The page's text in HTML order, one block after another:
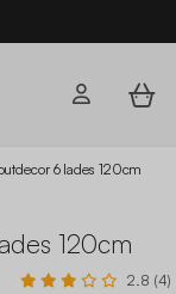
6 lades 120cm
120cm
2.8 (4)